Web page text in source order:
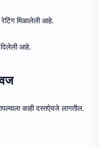
मिळालेली आहे.
दिलेली आहे.
काही दस्तऐवजे लागतील.